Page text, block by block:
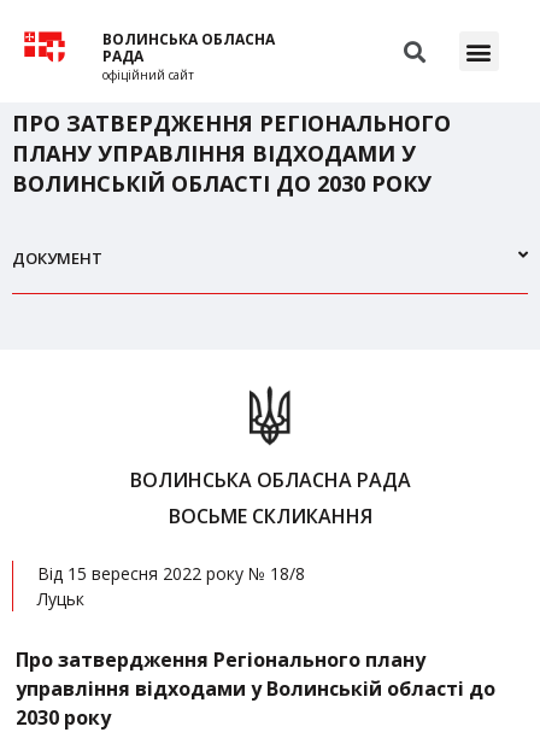
ВОЛИНСЬКА ОБЛАСНА
РАДА
офіційний сайт
ПРО ЗАТВЕРДЖЕННЯ РЕГІОНАЛЬНОГО
ПЛАНУ УПРАВЛІННЯ ВІДХОДАМИ У
ВОЛИНСЬКІЙ ОБЛАСТІ ДО 2030 РОКУ
ДОКУМЕНТ
ВОЛИНСЬКА ОБЛАСНА РАДА
ВОСЬМЕ СКЛИКАННЯ
Від 15 вересня 2022 року № 18/8
Луцьк
Про затвердження Регіонального плану
управління відходами у Волинській області до
2030 року